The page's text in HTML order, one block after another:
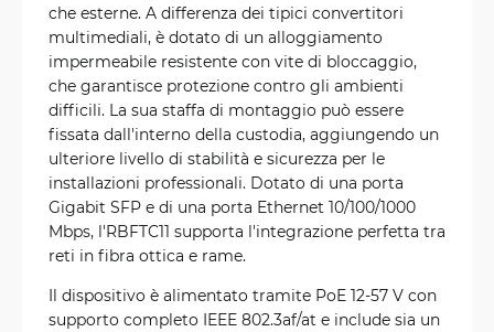
che esterne. A differenza dei tipici convertitori
multimediali, è dotato di un alloggiamento
impermeabile resistente con vite di bloccaggio,
che garantisce protezione contro gli ambienti
difficili. La sua staffa di montaggio può essere
fissata dall'interno della custodia, aggiungendo un
ulteriore livello di stabilità e sicurezza per le
installazioni professionali. Dotato di una porta
Gigabit SFP e di una porta Ethernet 10/100/1000
Mbps, l'RBFTC11 supporta l'integrazione perfetta tra
reti in fibra ottica e rame.
Il dispositivo è alimentato tramite PoE 12-57 V con
supporto completo IEEE 802.3af/at e include sia un